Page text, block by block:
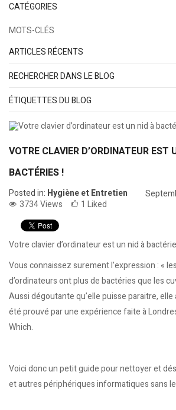
CATÉGORIES
MOTS-CLÉS
ARTICLES RÉCENTS
RECHERCHER DANS LE BLOG
ÉTIQUETTES DU BLOG
VOTRE CLAVIER D’ORDINATEUR EST
BACTÉRIES !
Posted in: Hygiène et Entretien
3734Views 1 Liked
Votre clavier d’ordinateur est un nid à
Vous connaissez surement l’expression : «
d’ordinateurs ont plus de bactéries que les
Aussi dégoutante qu’elle puisse paraitre,
été prouvé par une expérience faite à
Which.
Voici donc un petit guide pour nettoyer et
et autres périphériques informatiques sans